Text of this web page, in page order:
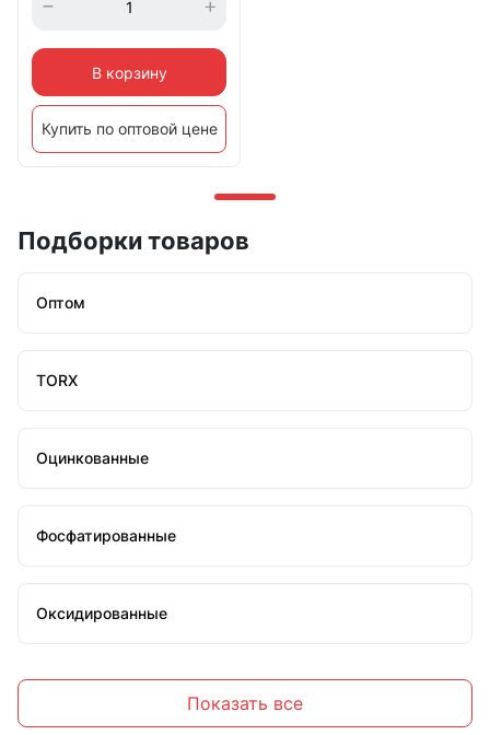
В корзину
Купить по оптовой цене
Подборки товаров
Оптом
TORX
Оцинкованные
Фосфатированные
Оксидированные
Показать все